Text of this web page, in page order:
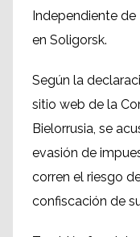
Independiente de
en Soligorsk.
Según la
sitio web de la
Bielorrusia, se
evasión de
corren el riesgo
confiscación de